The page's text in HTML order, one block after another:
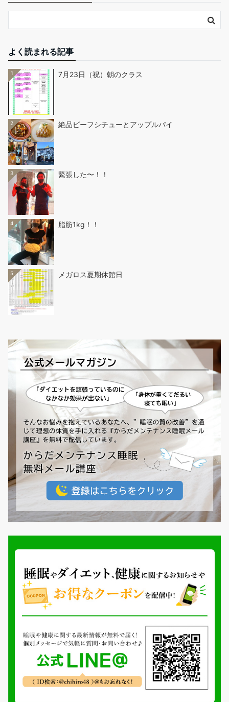
よく読まれる記事
1 7月23日（祝）朝のクラス
2 絶品ビーフシチューとアップルパイ
3 緊張した〜！！
4 脂肪1kg！！
5 メガロス夏期休館日